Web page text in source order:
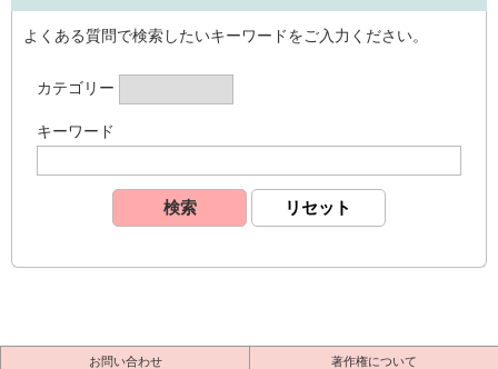
よくある質問で検索したいキーワードをご入力ください。
カテゴリー
キーワード
お問い合わせ 著作権について